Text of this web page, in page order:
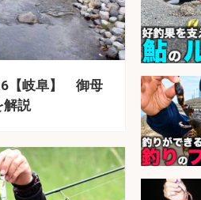
【岐阜】 御母
解説
会社名
市」
ッフ/
未経
鹿児
会社名